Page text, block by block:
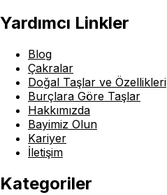
Yardımcı Linkler
Blog
Çakralar
Doğal Taşlar ve Özellikleri
Burçlara Göre Taşlar
Hakkımızda
Bayimiz Olun
Kariyer
İletişim
Kategoriler